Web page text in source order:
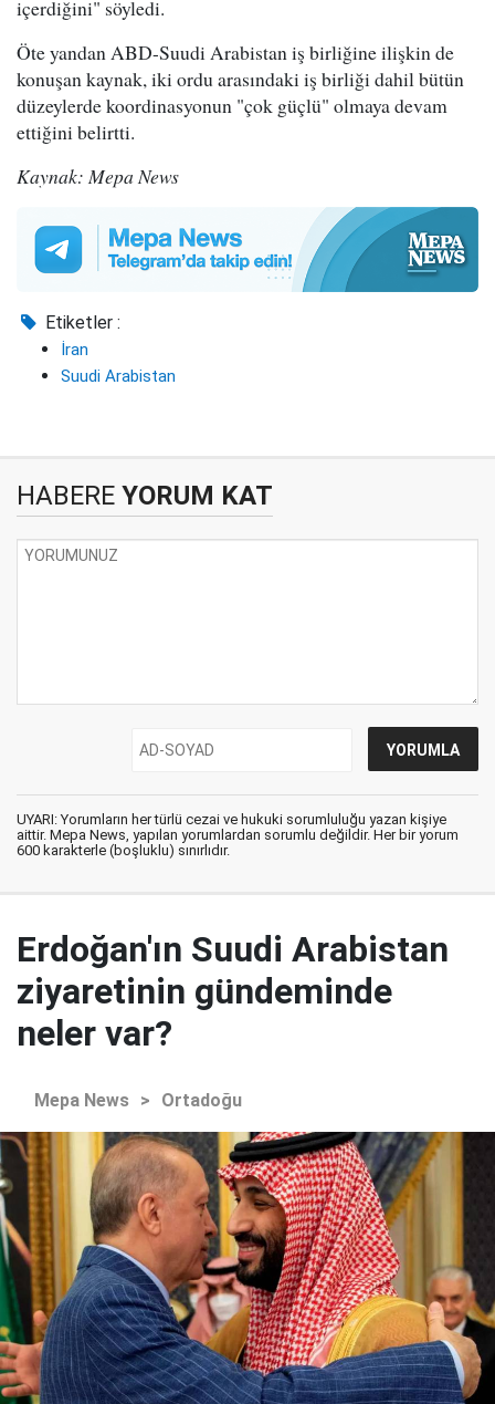
içerdiğini" söyledi.
Öte yandan ABD-Suudi Arabistan iş birliğine ilişkin de
konuşan kaynak, iki ordu arasındaki iş birliği dahil bütün
düzeylerde koordinasyonun "çok güçlü" olmaya devam
ettiğini belirtti.
Kaynak: Mepa News
Etiketler :
İran
Suudi Arabistan
HABERE YORUM KAT
UYARI: Yorumların her türlü cezai ve hukuki sorumluluğu yazan kişiye
aittir. Mepa News, yapılan yorumlardan sorumlu değildir. Her bir yorum
600 karakterle (boşluklu) sınırlıdır.
Erdoğan'ın Suudi Arabistan
ziyaretinin gündeminde
neler var?
Mepa News > Ortadoğu